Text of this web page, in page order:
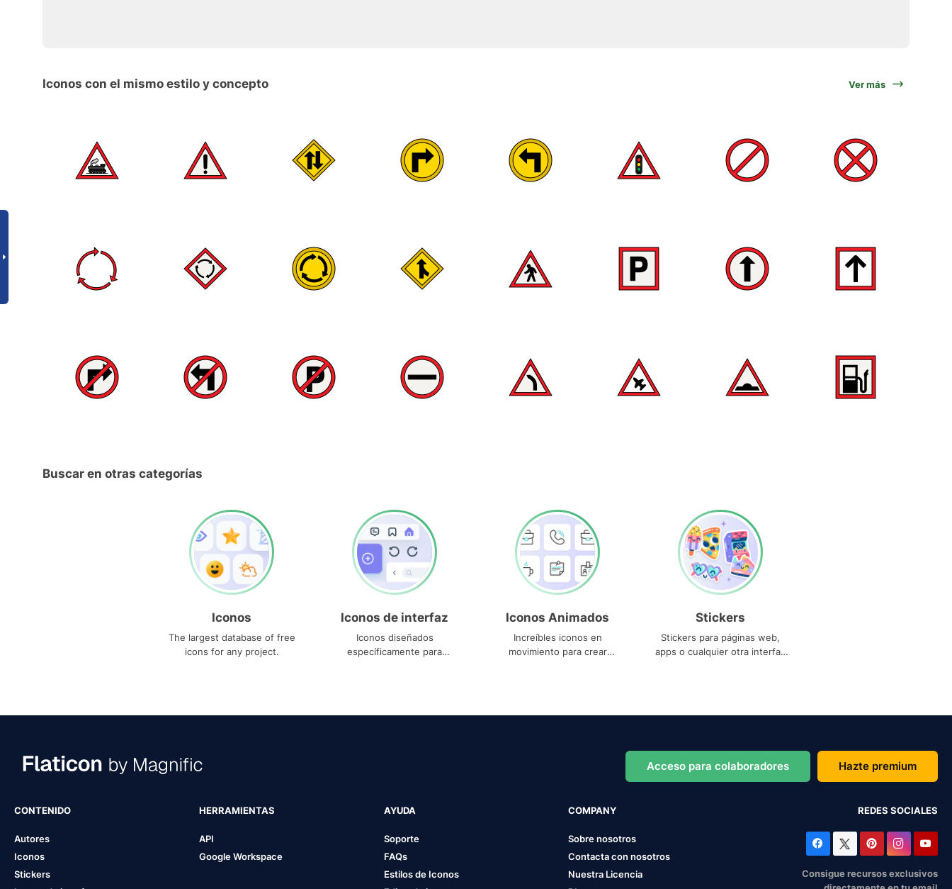
Iconos con el mismo estilo y concepto Ver más
Buscar en otras categorías
Iconos
The largest database of free
icons for any project.
Iconos de interfaz
Iconos diseñados
específicamente para
Iconos Animados
Increíbles iconos en
movimiento para crear
Stickers
Stickers para páginas web,
apps o cualquier otra interfaz
Acceso para colaboradores Hazte premium
CONTENIDO
Autores
Iconos
Stickers
HERRAMIENTAS
API
Google Workspace
AYUDA
Soporte
FAQs
Estilos de Iconos
COMPANY
Sobre nosotros
Contacta con nosotros
Nuestra Licencia
REDES SOCIALES
Consigue recursos exclusivos